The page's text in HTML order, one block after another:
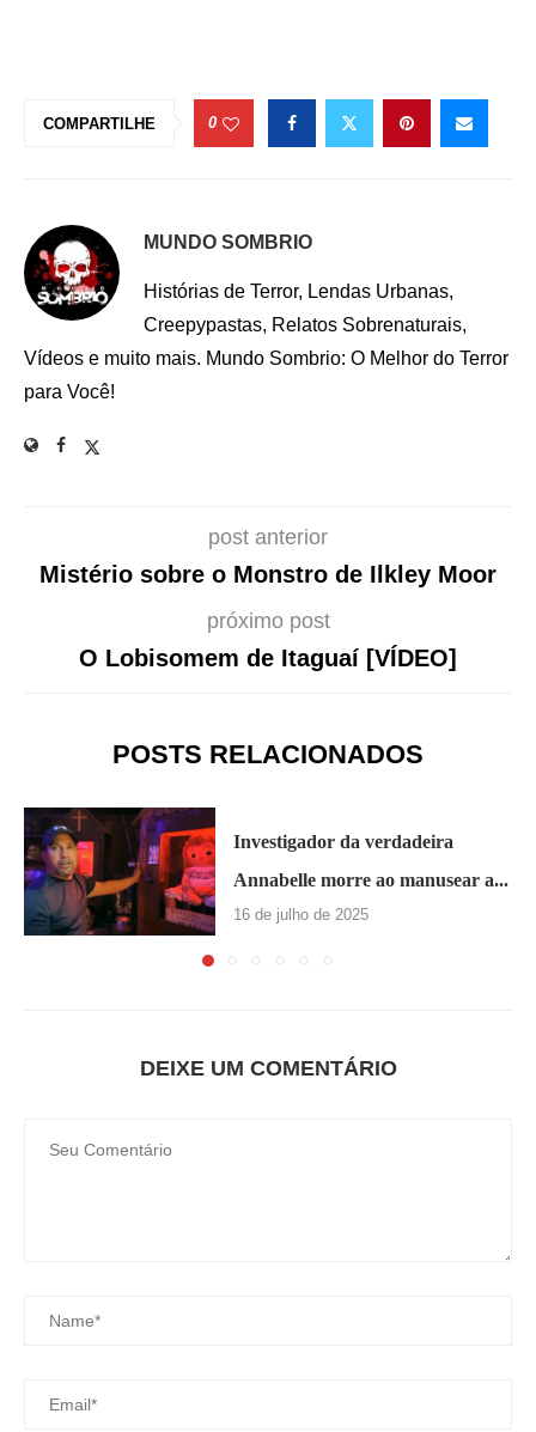
COMPARTILHE 0
MUNDO SOMBRIO
Histórias de Terror, Lendas Urbanas,
Creepypastas, Relatos Sobrenaturais,
Vídeos e muito mais. Mundo Sombrio: O Melhor do Terror
para Você!
post anterior
Mistério sobre o Monstro de Ilkley Moor
próximo post
O Lobisomem de Itaguaí [VÍDEO]
POSTS RELACIONADOS
Investigador da verdadeira
Annabelle morre ao manusear a...
16 de julho de 2025
DEIXE UM COMENTÁRIO